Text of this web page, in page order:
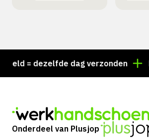
= dezelfde dag verzonden
Onderdeel van Plusjop